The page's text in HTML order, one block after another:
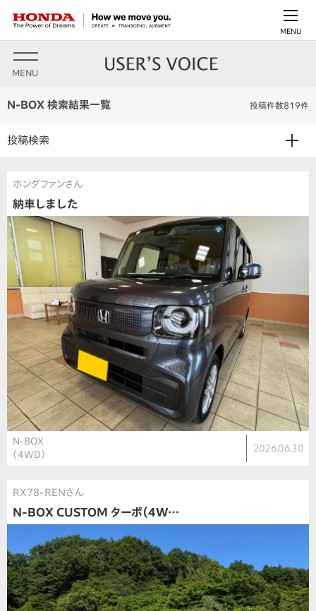
MENU
MENU
N-BOX 検索結果一覧 投稿件数819件
投稿検索
ホンダファンさん
納車しました
N-BOX
（4WD）
2026.06.30
RX78-RENさん
N-BOX CUSTOM ターボ（4W…